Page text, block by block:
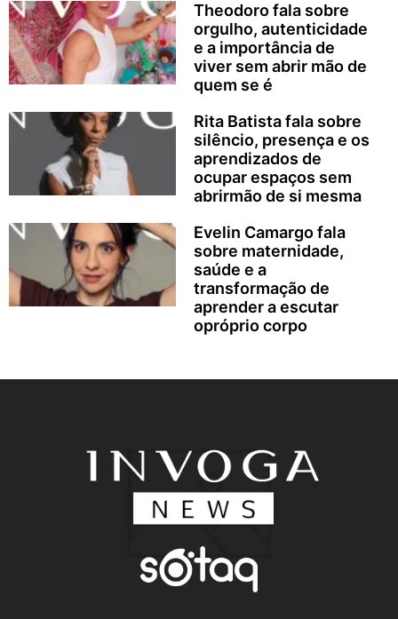
Theodoro fala sobre
orgulho, autenticidade
e a importância de
viver sem abrir mão de
quem se é
Rita Batista fala sobre
silêncio, presença e os
aprendizados de
ocupar espaços sem
abrirmão de si mesma
Evelin Camargo fala
sobre maternidade,
saúde e a
transformação de
aprender a escutar
opróprio corpo